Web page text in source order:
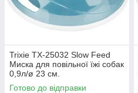
Trixie TX-25032 Slow Feed
Миска для повільної їжі собак
0,9л/ø 23 см.
Готово до відправки